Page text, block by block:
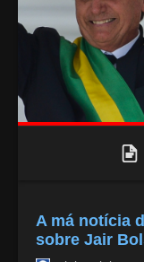
A má notícia
sobre Jair